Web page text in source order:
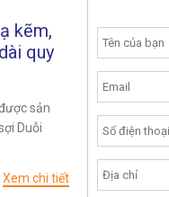
kẽm,
quy
sản
Duỗi
Xem chi tiết